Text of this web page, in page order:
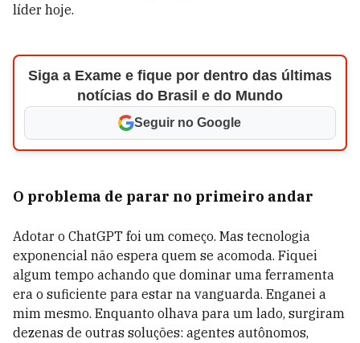
líder hoje.
Siga a Exame e fique por dentro das últimas
notícias do Brasil e do Mundo
Seguir no Google
O problema de parar no primeiro andar
Adotar o ChatGPT foi um começo. Mas tecnologia
exponencial não espera quem se acomoda. Fiquei
algum tempo achando que dominar uma ferramenta
era o suficiente para estar na vanguarda. Enganei a
mim mesmo. Enquanto olhava para um lado, surgiram
dezenas de outras soluções: agentes autônomos,